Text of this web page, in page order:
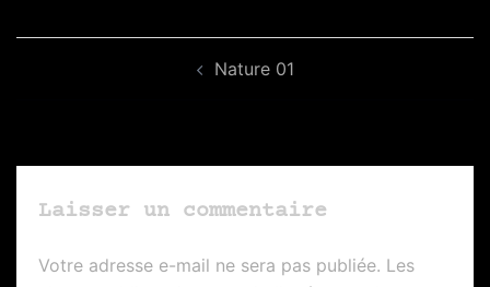
Nature 01
Laisser un commentaire
Votre adresse e-mail ne sera pas publiée. Les